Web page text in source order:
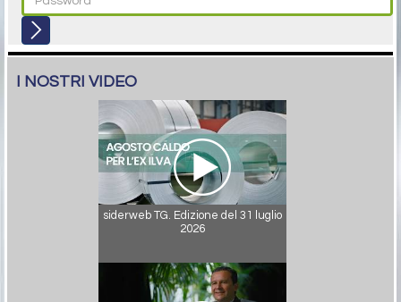
I NOSTRI VIDEO
siderweb TG. Edizione del 31 luglio
2026